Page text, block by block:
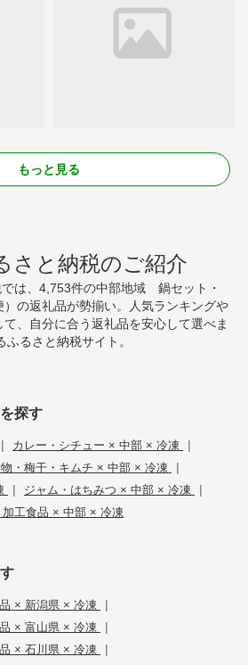
もっと見る
さと納税のご紹介
は、4,753件の中部地域 鍋セット・
の返礼品が勢揃い。人気ランキングや
、自分に合う返礼品を安心して選べま
るさと納税サイト。
探す
| カレー・シチュー × 中部 × 冷凍 |
・梅干・キムチ × 中部 × 冷凍 |
| ジャム・はちみつ × 中部 × 冷凍 |
工食品 × 中部 × 冷凍
× 新潟県 × 冷凍 |
× 富山県 × 冷凍 |
× 石川県 × 冷凍 |